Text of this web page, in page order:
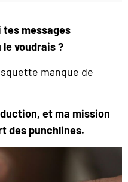
messages
voudrais ?
manque de
et ma mission
des punchlines.